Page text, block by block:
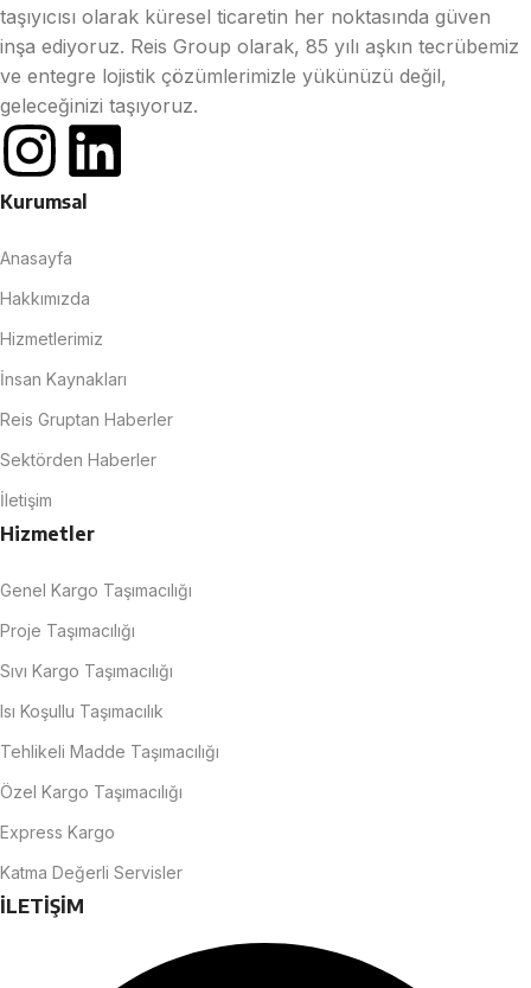
taşıyıcısı olarak küresel ticaretin her noktasında güven
inşa ediyoruz. Reis Group olarak, 85 yılı aşkın tecrübemiz
ve entegre lojistik çözümlerimizle yükünüzü değil,
geleceğinizi taşıyoruz.
Kurumsal
Anasayfa
Hakkımızda
Hizmetlerimiz
İnsan Kaynakları
Reis Gruptan Haberler
Sektörden Haberler
İletişim
Hizmetler
Genel Kargo Taşımacılığı
Proje Taşımacılığı
Sıvı Kargo Taşımacılığı
Isı Koşullu Taşımacılık
Tehlikeli Madde Taşımacılığı
Özel Kargo Taşımacılığı
Express Kargo
Katma Değerli Servisler
İLETİŞİM